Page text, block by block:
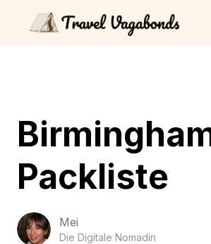
Packliste
Mei
Die Digitale Nomadin